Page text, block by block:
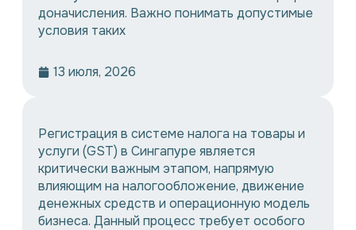
доначисления. Важно понимать допустимые
условия таких
13 июля, 2026
Регистрация в системе налога на товары и
услуги (GST) в Сингапуре является
критически важным этапом, напрямую
влияющим на налогообложение, движение
денежных средств и операционную модель
бизнеса. Данный процесс требует особого